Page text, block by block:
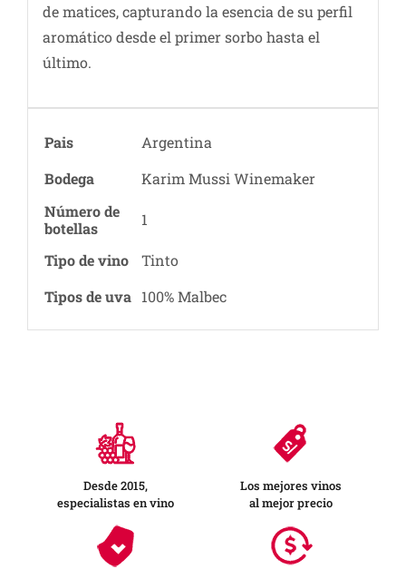
de matices, capturando la esencia de su perfil
aromático desde el primer sorbo hasta el
último.
Pais
Argentina
Bodega
Karim Mussi Winemaker
Número de
botellas
1
Tipo de vino
Tinto
Tipos de uva 100% Malbec
Desde 2015,
especialistas en vino
Los mejores vinos
al mejor precio